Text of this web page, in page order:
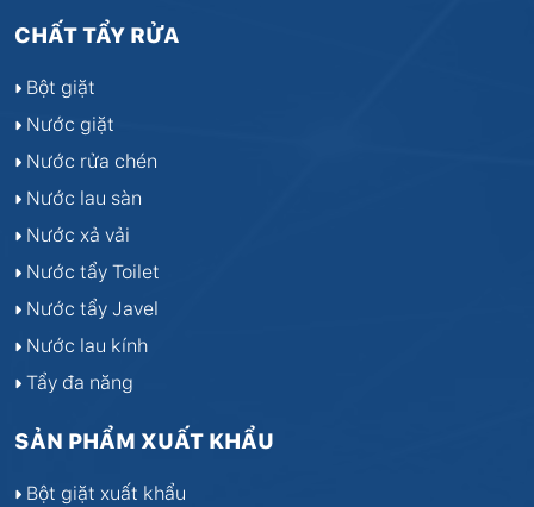
CHẤT TẨY RỬA
Bột giặt
Nước giặt
Nước rửa chén
Nước lau sàn
Nước xả vải
Nước tẩy Toilet
Nước tẩy Javel
Nước lau kính
Tẩy đa năng
SẢN PHẨM XUẤT KHẨU
Bột giặt xuất khẩu